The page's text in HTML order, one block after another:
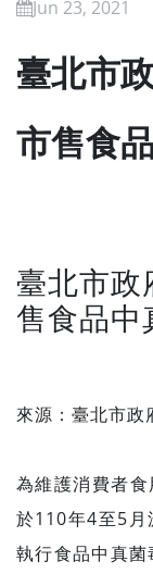
Jun 23, 2021
臺北市
市售食
臺北市
售食品中
來源：臺北市政
為維護消費者
於110年4至5月
執行食品中真